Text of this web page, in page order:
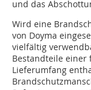
und das
Wird eine
von Doyma
vielfältig
Bestandteile einer
Lieferumfang